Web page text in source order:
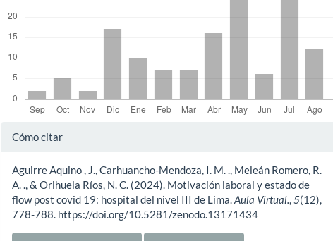
Detalles
artículo
Cómo citar
Aguirre Aquino , J., Carhuancho-Mendoza, I. M. ., Meleán Romero, R.
A. ., & Orihuela Ríos, N. C. (2024). Motivación laboral y estado de
flow post covid 19: hospital del nivel III de Lima.Aula Virtual.,5(12),
778-788. https://doi.org/10.5281/zenodo.13171434